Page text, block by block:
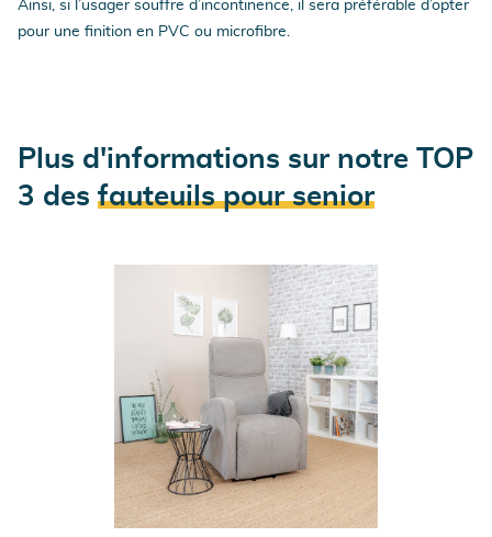
Ainsi, si l’usager souffre d’incontinence, il sera préférable d’opter
pour une finition en PVC ou microfibre.
Plus d'informations sur notre TOP
3 des fauteuils pour senior